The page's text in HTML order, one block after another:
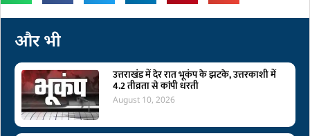
और भी
उत्तराखंड में देर रात भूकंप के झटके, उत्तरकाशी में
4.2 तीव्रता से कांपी धरती
August 10, 2026